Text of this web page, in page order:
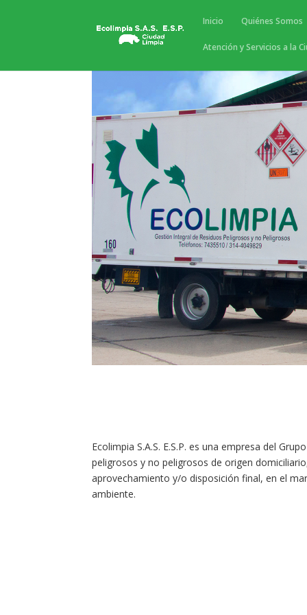
Inicio Quiénes Somos
Atención y Servicios a la
Ecolimpia S.A.S. E.S.P. es una empresa del
peligrosos y no peligrosos de origen
aprovechamiento y/o disposición final, en el
ambiente.